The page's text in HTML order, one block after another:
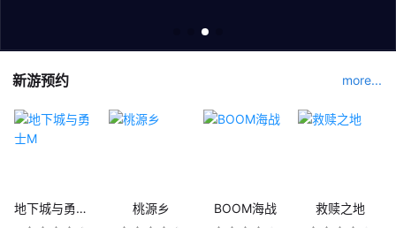
新游预约 more...
地下城与勇士M 桃源乡 BOOM海战 救赎之地